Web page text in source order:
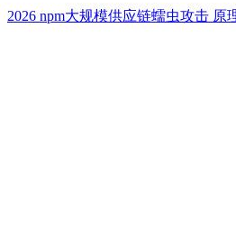
2026 npm大规模供应链蠕虫攻击 原